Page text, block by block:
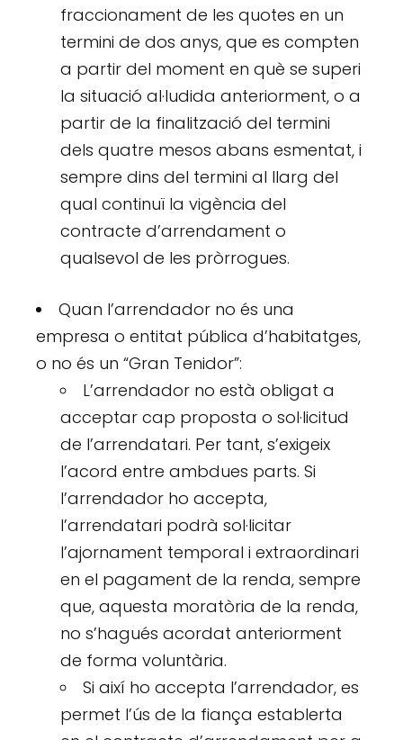
fraccionament de les quotes en un
termini de dos anys, que es compten
a partir del moment en què se superi
la situació al·ludida anteriorment, o a
partir de la finalització del termini
dels quatre mesos abans esmentat, i
sempre dins del termini al llarg del
qual continuï la vigència del
contracte d’arrendament o
qualsevol de les pròrrogues.
Quan l’arrendador no és una
empresa o entitat pública d’habitatges,
o no és un “Gran Tenidor”:
L’arrendador no està obligat a
acceptar cap proposta o sol·licitud
de l’arrendatari. Per tant, s’exigeix
l’acord entre ambdues parts. Si
l’arrendador ho accepta,
l’arrendatari podrà sol·licitar
l’ajornament temporal i extraordinari
en el pagament de la renda, sempre
que, aquesta moratòria de la renda,
no s’hagués acordat anteriorment
de forma voluntària.
Si així ho accepta l’arrendador, es
permet l’ús de la fiança establerta